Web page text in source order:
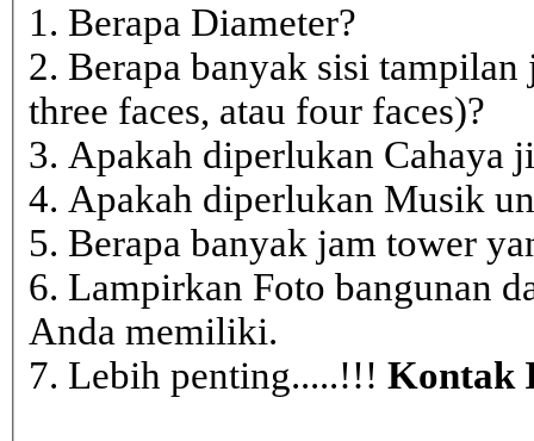
1. Berapa Diameter?
2. Berapa banyak sisi
three faces, atau four faces)?
3. Apakah diperlukan Cahaya
4. Apakah diperlukan Musik
5. Berapa banyak jam tower
6. Lampirkan Foto bangunan
Anda memiliki.
7. Lebih penting.....!!! Kontak